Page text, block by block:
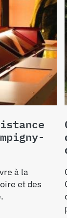
à la
et des